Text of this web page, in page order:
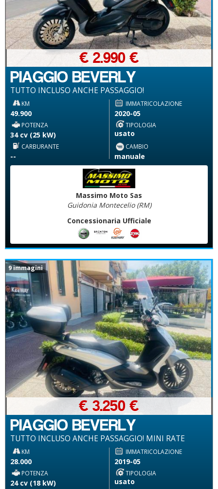
PIAGGIO BEVERLY
TUTTO INCLUSO ANCHE PASSAGGIO!
€ 2.990 €
KM
49.900
IMMATRICOLAZIONE
2020-05
POTENZA
34 cv (25 kW)
TIPOLOGIA
usato
CARBURANTE
--
CAMBIO
manuale
Massimo Moto Sas
Guidonia Montecelio (RM)
Concessionaria Ufficiale
9 immagini
PIAGGIO BEVERLY
TUTTO INCLUSO ANCHE PASSAGGIO! MINI RATE
€ 3.250 €
KM
28.000
IMMATRICOLAZIONE
2019-05
POTENZA
24 cv (18 kW)
TIPOLOGIA
usato